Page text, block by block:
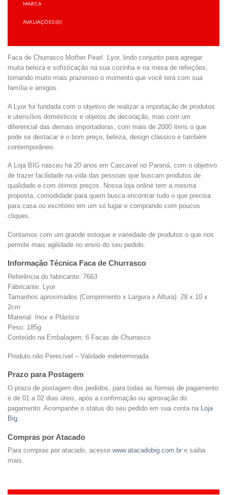
MARCA
AVALIAÇÕES (0)
Faca de Churrasco Mother Pearl Lyor, lindo conjunto para agregar
muita beleza e sofisticação na sua cozinha e na mesa de refeições,
tornando muito mais prazeroso o momento que você terá com sua
família e amigos.
A Lyor foi fundada com o objetivo de realizar a importação de produtos
e utensílios domésticos e objetos de decoração, mas com um
diferencial das demais importadoras, com mais de 2000 itens o que
pode se destacar é o bom preço, beleza, design clássico e também
contemporâneo.
A Loja BIG nasceu há 20 anos em Cascavel no Paraná, com o objetivo
de trazer facilidade na vida das pessoas que buscam produtos de
qualidade e com ótimos preços. Nossa loja online tem a mesma
proposta, comodidade para quem busca encontrar tudo o que precisa
para casa ou escritório em um só lugar e comprando com poucos
cliques.
Contamos com um grande estoque e variedade de produtos o que nos
permite mais agilidade no envio do seu pedido.
Informação Técnica Faca de Churrasco
Referência do fabricante: 7663
Fabricante: Lyor
Tamanhos aproximados (Comprimento x Largura x Altura): 28 x 10 x
2cm
Material: Inox e Plástico
Peso: 185g
Conteúdo na Embalagem: 6 Facas de Churrasco
Produto não Perecível – Validade indeterminada
Prazo para Postagem
O prazo de postagem dos pedidos, para todas as formas de pagamento
é de 01 a 02 dias úteis, após a confirmação ou aprovação do
pagamento. Acompanhe o status do seu pedido em sua conta na Loja
Big.
Compras por Atacado
Para compras por atacado, acesse www.atacadobig.com.br e saiba
mais.